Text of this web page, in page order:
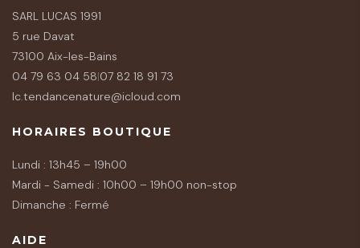
SARL LUCAS 1991
5 rue Davat
73100 Aix-les-Bains
04 79 63 04 58|07 82 18 91 73
lc.tendancenature@icloud.com
HORAIRES BOUTIQUE
Lundi : 13h45 – 19h00
Mardi - Samedi : 10h00 – 19h00 non-stop
Dimanche : Fermé
AIDE